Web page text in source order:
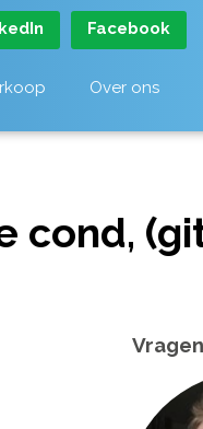
Facebook
Over ons
cond,